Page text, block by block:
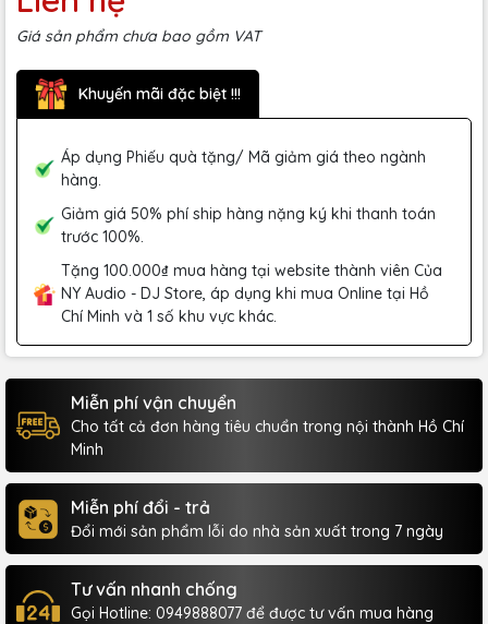
Giá sản phẩm chưa bao gồm VAT
Khuyến mãi đặc biệt !!!
Áp dụng Phiếu quà tặng/ Mã giảm giá theo ngành
hàng.
Giảm giá 50% phí ship hàng nặng ký khi thanh toán
trước 100%.
Tặng 100.000₫ mua hàng tại website thành viên Của
NY Audio - DJ Store, áp dụng khi mua Online tại Hồ
Chí Minh và 1 số khu vực khác.
Miễn phí vận chuyển
Cho tất cả đơn hàng tiêu chuẩn trong nội thành Hồ Chí
Minh
Miễn phí đổi - trả
Đổi mới sản phẩm lỗi do nhà sản xuất trong 7 ngày
Tư vấn nhanh chống
Gọi Hotline: 0949888077 để được tư vấn mua hàng